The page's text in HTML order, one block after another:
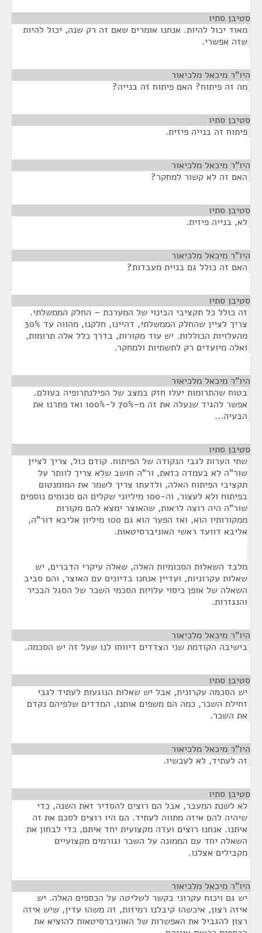
סטיבן סתיו
מאוד יכול להיות. אנחנו אומרים שאם זה רק שנה, יכול להיות
שזה אפשרי.
היו"ר מיכאל מלכיאור
מה זה פיתוח? האם פיתוח זה בנייה?
סטיבן סתיו
פיתוח זה בנייה פיזית.
היו"ר מיכאל מלכיאור
האם זה לא קשור למחקר?
סטיבן סתיו
לא, בנייה פיזית.
היו"ר מיכאל מלכיאור
האם זה כולל גם בניית מעבדות?
סטיבן סתיו
זה כולל כל תקציבי הבינוי של המערכת – החלק הממשלתי.
צריך לציין שהחלק הממשלתי, דהיינו, חלקנו, מהווה עד 30%
מהעלויות הכוללות. יש עוד מקורות, בדרך כלל אלה תרומות,
ואלה מיועדים רק לתשתיות ולמחקר.
היו"ר מיכאל מלכיאור
בטוח שהתרומות יעלו חזק במצב של הפילנתרופיה בעולם.
אפשר להגיד שנעלה את זה מ-70% ל-100% ואז פתרנו את
הבעיה...
סטיבן סתיו
שתי הערות לגבי הנקודה של הפיתוח. קודם כול, צריך לציין
שור"ה לא בעמדה כזאת, ור"ה חושב שלא צריך לוותר על
תקציבי הפיתוח האלה, ולדעתו צריך לשמר את המומנטום
בפיתוח ולא לעצור, וה-100 מיליוני שקלים הם סכומים נוספים
שור"ה היה רוצה לראות, שהאוצר ימצא להם מקורות
ממקורותיו הוא, ואז הפער הוא גם 100 מיליון אליבא דור"ה,
אליבא דוועד ראשי האוניברסיטאות.
מלבד השאלות הסכומיות האלה, שאלה עיקרי הדברים, יש
שאלות עקרוניות, ועדיין אנחנו בדיונים עם האוצר, והם סביב
השאלה של אופן כיסוי עלויות הסכמי השכר של הסגל הבכיר
והנגזרות.
היו"ר מיכאל מלכיאור
בישיבה הקודמת שני הצדדים דיווחו לנו שעל זה יש הסכמה.
סטיבן סתיו
יש הסכמה עקרונית, אבל יש שאלות הנוגעות לעתיד לגבי
זחילת השכר, כמה הם משפים אותנו, המדדים שלפיהם נקדם
את השכר.
היו"ר מיכאל מלכיאור
זה לעתיד, לא לעכשיו.
סטיבן סתיו
לא לשנת המעבר, אבל הם רוצים להסדיר זאת השנה, כדי
שיהיה להם איזה מתווה לעתיד. הם היו רוצים לסכם את זה
איתנו. אנחנו רוצים ועדה מקצועית יחד איתם, כדי לבחון את
השאלה יחד עם הממונה על השכר וגורמים מקצועיים
מקבילים אצלנו.
היו"ר מיכאל מלכיאור
יש גם ויכוח עקרוני בקשר לשליטה על הכספים האלה. יש
איזה רצון, איכשהו קיבלנו רמיזות, זה משהו עדין, שיש איזה
רצון להגביל את האפשרות של האוניברסיטאות להוציא את